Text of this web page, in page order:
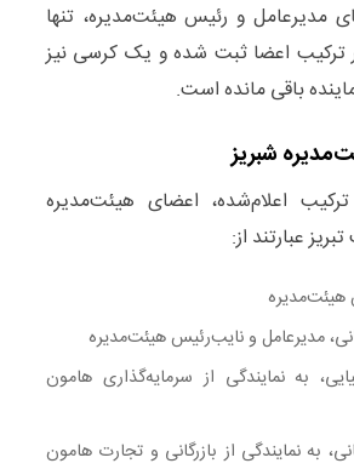
مدیرعامل و رئیس هیئت‌مدیره، تنها
ترکیب اعضا ثبت شده و یک کرسی نیز
باقی مانده است.
شبریز
اعلام‌شده، اعضای هیئت‌مدیره
عبارتند از:
هیئت‌مدیره
مدیرعامل و نایب‌رئیس هیئت‌مدیره
به نمایندگی از سرمایه‌گذاری هامون
به نمایندگی از بازرگانی و تجارت هامون